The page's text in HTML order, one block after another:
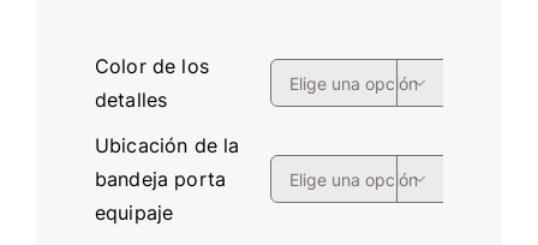
Color de los
detalles

Ubicación de la
bandeja porta
equipaje
